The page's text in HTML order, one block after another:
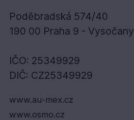
Poděbradská 574/40
190 00 Praha 9 - Vysočany
IČO: 25349929
DIČ: CZ25349929
www.au-mex.cz
www.osmo.cz